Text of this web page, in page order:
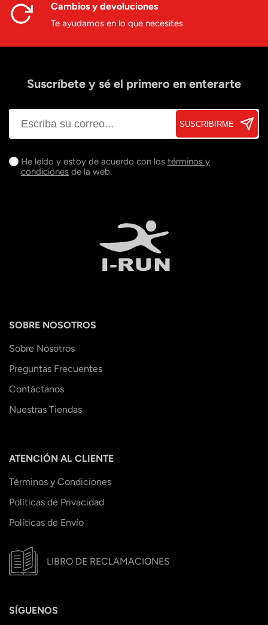
Cambios y devoluciones
Te ayudamos en lo que necesites
Suscríbete y sé el primero en enterarte
SUSCRIBIRME
He leído y estoy de acuerdo con los términos y
condiciones de la web.
SOBRE NOSOTROS
Sobre Nosotros
Preguntas Frecuentes
Contáctanos
Nuestras Tiendas
ATENCIÓN AL CLIENTE
Términos y Condiciones
Políticas de Privacidad
Políticas de Envío
LIBRO DE RECLAMACIONES
SÍGUENOS